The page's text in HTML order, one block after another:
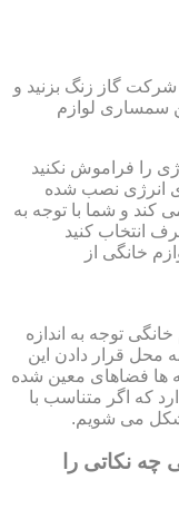
گاز زنگ بزنید و
سمساری لوازم
را فراموش نکنید
انرژی نصب شده
و شما با توجه به
انتخاب کنید
خانگی از
توجه به اندازه
محل قرار دادن این
ها فضاهای معین شده
که اگر متناسب با
می شویم.
نکاتی را